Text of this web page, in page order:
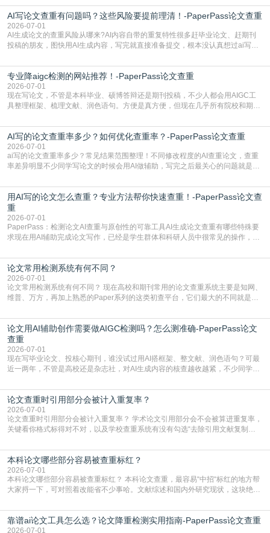
怕是已经入行的科研人员，不少人也搞不清降aigc检测是啥，对相关要求摸不
准。其实，降aigc检测是伴随AIGC工具在学术领域普及诞生的新需求，核心是为
了满足现在高校、期刊对AI生
AI写论文查重有问题吗？这些风险要提前理清！-PaperPass论文查重
2026-07-01
AI生成论文的查重风险从哪来?AI内容自带的重复特性很多赶毕业论文、赶期刊
投稿的朋友，图快用AI生成内容，写完就直接准备提交，根本没认真想过ai写论
自带不可忽视的查重风险。AI训练依赖海量公开的文本数据，生成内容本质是基
于训练数据的概率拼接，不是从零开始的原创创作。生成过程中，很容易复用已
有的高频公共表述，甚至直接拼接已经公开
专业降aigc检测的网站推荐！-PaperPass论文查重
2026-07-01
现在写论文，不管是本科毕业、硕博答辩还是期刊投稿，不少人都会用AIGC工
具整理框架、梳理文献、润色语句。方便是真方便，但现在几乎所有院校和期刊
五遍还是过不了预检测的大有人在，这时候，找到靠谱的降AIGC检测率的网
站，就能少走好多弯路。PaperPass：守护学术原创性的智能伙伴AIGC生成内
容的学术合规痛点去年帮一个本科师弟改
AI写的论文查重率多少？如何优化查重率？-PaperPass论文查重
2026-07-01
ai写的论文查重率多少？常见结果范围整理！不同修改程度的AI查重论文，查重
率差异明显不少同学写论文的时候会用AI做辅助，写完之后最关心的问题就是ai
实际情况和大家想的不太一样。AI训练依赖海量公开学术文献、网络内容，生成
内容本质是按照语义概率拼接已有内容，很容易和已发布的作品撞重复，甚至会
直接引用整段已有内容，所以查重率偏高是
用AI写的论文怎么查重？专业方法帮你快速查重！-PaperPass论文查
重
2026-07-01
PaperPass：检测论文AI查重与原创性的可靠工具AI生成论文查重有哪些特殊要
求现在用AI辅助完成论文写作，已经是学生群体和科研人员中很常见的操作，不
但很多人忽略了，AI生成的内容天生带有重复风险——训练AI的数据集本身就包
含大量已公开的学术内容、网络原创内容，AI输出内容时很容易无意识拼接出重
复片
论文常用检测系统有何不同？
2026-07-01
论文常用检测系统有何不同？ 现在高校和期刊常用的论文查重系统主要是知网、
维普、万方，再加上熟悉的Paper系列的这类初查平台，它们最大的不同就是数
查数值误导。知网（CNKI）是学校定稿检测的绝对主流。本科用PMLC，含大学
生联合比对库，能比历届学长论文，硕博用VIP/TMLC，含学术论文联合比对
库，期刊投稿用AMLMC/SML
论文用AI辅助创作需要做AIGC检测吗？怎么测准确-PaperPass论文
查重
2026-07-01
现在写毕业论文、投核心期刊，谁没试过用AI搭框架、整文献、润色语句？可最
近一两年，不管是高校还是杂志社，对AI生成内容的核查越收越紧，不少同学投
真的太亏。提前做AIGC检测，已经成了很多过来人交稿前必做的一步。为什么
AIGC检测成了论文答辩投稿前的必备项？可能还有不少人觉得，我就用AI搭了个
框架，内容都是自己写的，至于做AIG
论文查重时引用部分会被计入重复率？
2026-07-01
论文查重时引用部分会被计入重复率？ 学术论文引用部分会不会被算进重复率，
关键看你格式标得对不对，以及学校查重系统有没有勾选“去除引用文献复制
独占一行，每条文献用[1][2]方括号编号、与正文一一对应，著录项符合GB/T
7714（作者、题名、刊名、年、卷期、页码齐全，标点用半角）；查重系统识别
成功后通常把这段标为引用，
本科论文哪些部分容易被查重标红？
2026-07-01
本科论文哪些部分容易被查重标红？ 本科论文查重，最容易“中招“标红的地方帮
大家捋一下，可对照着改能省不少事哈。文献综述和国内外研究现状，这块绝对
乎一模一样的话，你要是直接复制百度百科、教材或别人写好的综述段落，系统
一抓一个准，整段飘红。研究背景、意义和方法描述也是不可避免，比如“本文采
用问卷调查法““运用SPSS软件进行数据分
靠谱ai论文工具怎么选？论文降重检测实用指南-PaperPass论文查重
2026-07-01